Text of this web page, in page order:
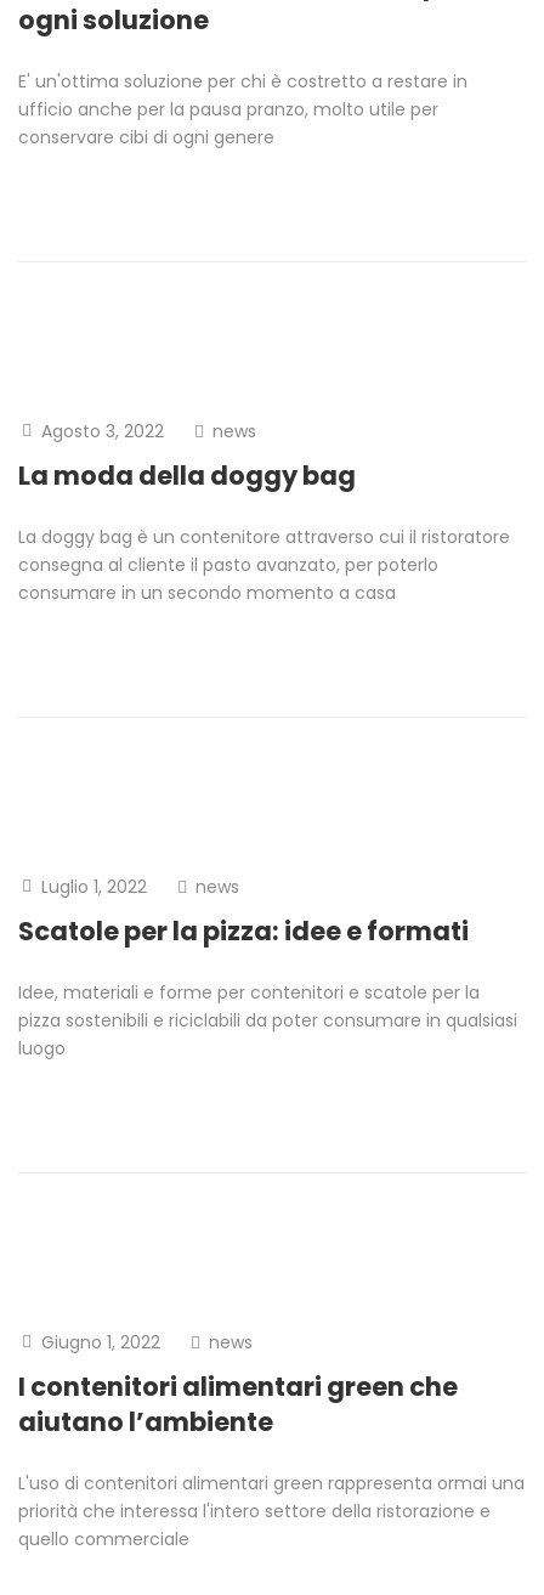
ogni soluzione
E' un'ottima soluzione per chi è costretto a restare in
ufficio anche per la pausa pranzo, molto utile per
conservare cibi di ogni genere
Agosto 3, 2022 news
La moda della doggy bag
La doggy bag è un contenitore attraverso cui il ristoratore
consegna al cliente il pasto avanzato, per poterlo
consumare in un secondo momento a casa
Luglio 1, 2022 news
Scatole per la pizza: idee e formati
Idee, materiali e forme per contenitori e scatole per la
pizza sostenibili e riciclabili da poter consumare in qualsiasi
luogo
Giugno 1, 2022 news
I contenitori alimentari green che
aiutano l’ambiente
L'uso di contenitori alimentari green rappresenta ormai una
priorità che interessa l'intero settore della ristorazione e
quello commerciale